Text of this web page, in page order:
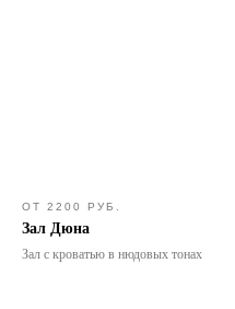
ОТ 2200 РУБ.
Зал Дюна
Зал с кроватью в нюдовых тонах